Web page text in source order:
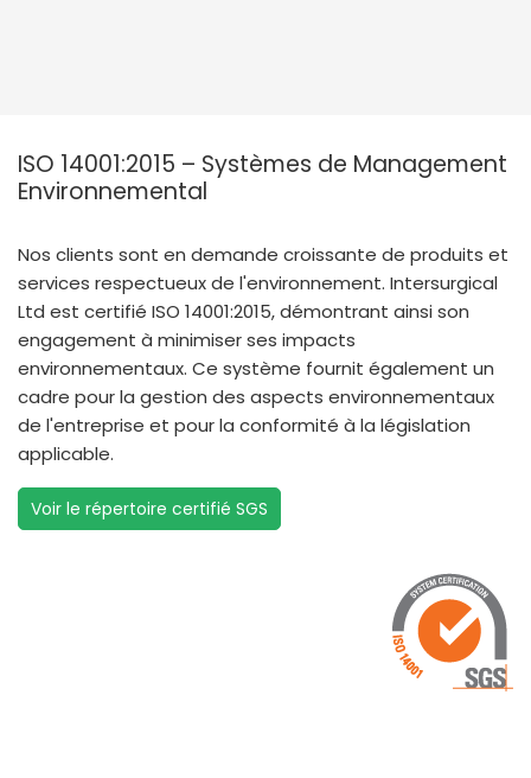
ISO 14001:2015 – Systèmes de Management
Environnemental
Nos clients sont en demande croissante de produits et
services respectueux de l'environnement. Intersurgical
Ltd est certifié ISO 14001:2015, démontrant ainsi son
engagement à minimiser ses impacts
environnementaux. Ce système fournit également un
cadre pour la gestion des aspects environnementaux
de l'entreprise et pour la conformité à la législation
applicable.
Voir le répertoire certifié SGS